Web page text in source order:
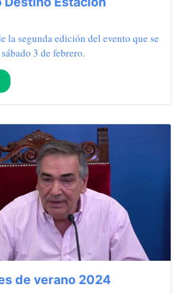
la segunda edición del evento que se
3 de febrero.
de verano 2024